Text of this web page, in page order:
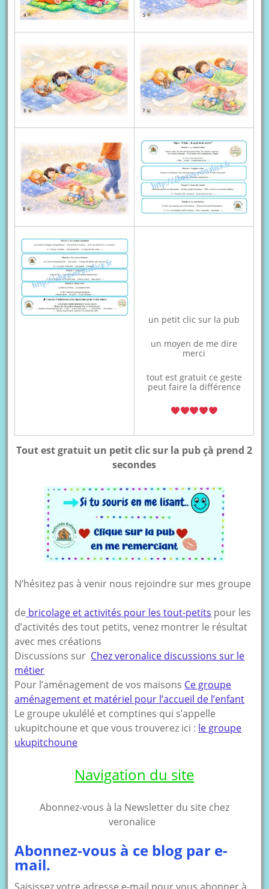
un petit clic sur la pub
un moyen de me dire
merci
tout est gratuit ce geste
peut faire la différence
Tout est gratuit un petit clic sur la pub çà prend 2
secondes
N’hésitez pas à venir nous rejoindre sur mes groupe
de bricolage et activités pour les tout-petits pour les
d’activités des tout petits, venez montrer le résultat
avec mes créations
Discussions sur Chez veronalice discussions sur le
métier
Pour l’aménagement de vos maisons Ce groupe
aménagement et matériel pour l’accueil de l’enfant
Le groupe ukulélé et comptines qui s’appelle
ukupitchoune et que vous trouverez ici : le groupe
ukupitchoune
Navigation du site
Abonnez-vous à la Newsletter du site chez
veronalice
Abonnez-vous à ce blog par e-
mail.